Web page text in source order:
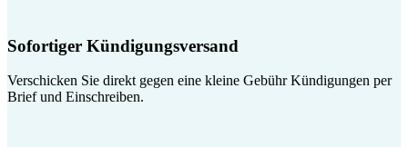
Sofortiger Kündigungsversand
Verschicken Sie direkt gegen eine kleine Gebühr Kündigungen per
Brief und Einschreiben.